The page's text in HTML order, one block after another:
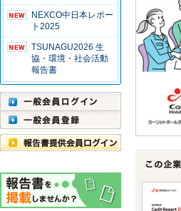
NEXCO中日本レポー
ト2025
TSUNAGU2026 生
協・環境・社会活動
報告書